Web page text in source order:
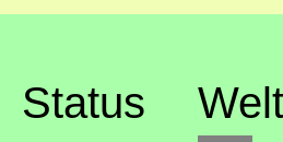
Status